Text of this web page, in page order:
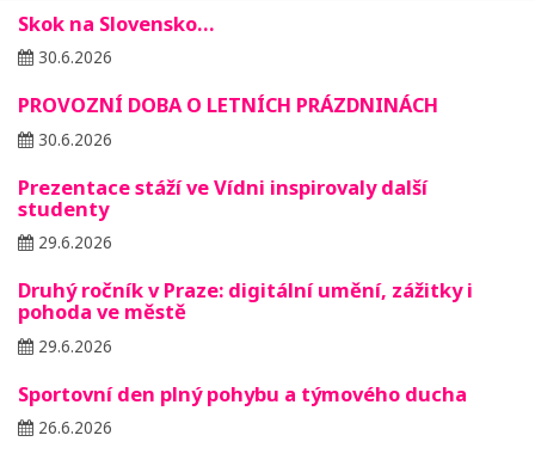
Skok na Slovensko…
30.6.2026
PROVOZNÍ DOBA O LETNÍCH PRÁZDNINÁCH
30.6.2026
Prezentace stáží ve Vídni inspirovaly další
studenty
29.6.2026
Druhý ročník v Praze: digitální umění, zážitky i
pohoda ve městě
29.6.2026
Sportovní den plný pohybu a týmového ducha
26.6.2026